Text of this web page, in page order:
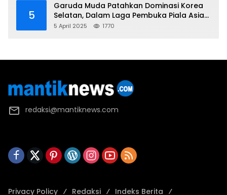
5
Garuda Muda Patahkan Dominasi Korea
Selatan, Dalam Laga Pembuka Piala Asia
2025 U-17
5 April 2025 1770
redaksi@mantiknews.com
Privacy Policy Redaksi Indeks Berita